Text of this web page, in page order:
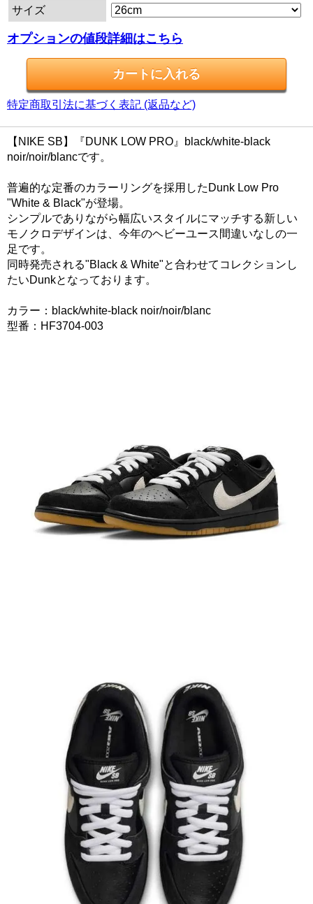
サイズ
オプションの値段詳細はこちら
特定商取引法に基づく表記 (返品など)
【NIKE SB】『DUNK LOW PRO』black/white-black
noir/noir/blancです。
普遍的な定番のカラーリングを採用したDunk Low Pro
"White & Black"が登場。
シンプルでありながら幅広いスタイルにマッチする新しい
モノクロデザインは、今年のヘビーユース間違いなしの一
足です。
同時発売される"Black & White"と合わせてコレクションし
たいDunkとなっております。
カラー：black/white-black noir/noir/blanc
型番：HF3704-003